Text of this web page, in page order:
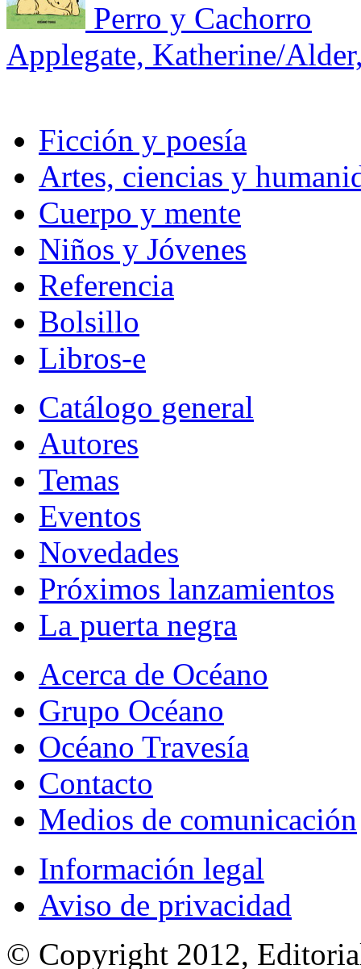
Perro y Cachorro
Applegate, Katherine/
Ficción y poesía
Artes, ciencias y
Cuerpo y mente
Niños y Jóvenes
Referencia
Bolsillo
Libros-e
Catálogo general
Autores
Temas
Eventos
Novedades
Próximos lanzamientos
La puerta negra
Acerca de Océano
Grupo Océano
Océano Travesía
Contacto
Medios de comunicación
Información legal
Aviso de privacidad
© Copyright 2012,